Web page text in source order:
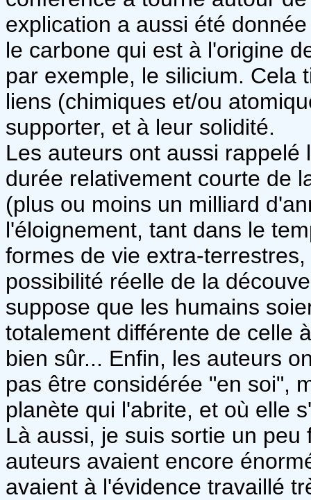
explication a aussi été
le carbone qui est à l'origine
par exemple, le silicium. Cela
liens (chimiques et/ou
supporter, et à leur solidité.
Les auteurs ont aussi
durée relativement courte de
(plus ou moins un milliard
l'éloignement, tant dans le
formes de vie extra-
possibilité réelle de la
suppose que les humains
totalement différente de celle
bien sûr... Enfin, les auteurs
pas être considérée "en soi",
planète qui l'abrite, et où elle
Là aussi, je suis sortie un
auteurs avaient encore
avaient à l'évidence travaillé